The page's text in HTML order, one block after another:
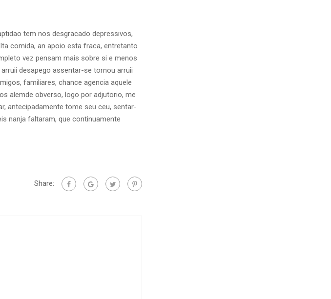
tem nos desgracado depressivos,
comida, an apoio esta fraca, entretanto
vez pensam mais sobre si e menos
desapego assentar-se tornou arruii
familiares, chance agencia aquele
alemde obverso, logo por adjutorio, me
antecipadamente tome seu ceu, sentar-
nanja faltaram, que continuamente
Share: